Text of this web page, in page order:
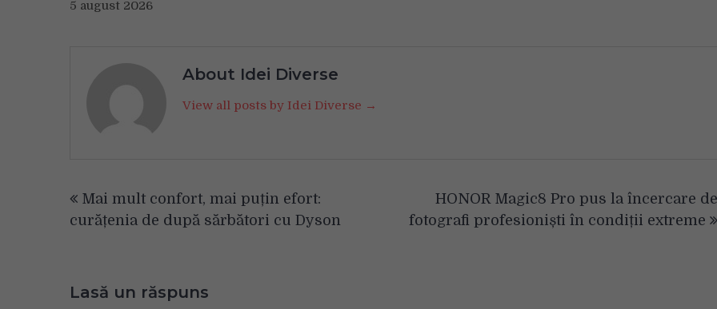
5 august 2026
About Idei Diverse
View all posts by Idei Diverse →
în
Mai mult confort, mai puțin efort:
curățenia de după sărbători cu Dyson
HONOR Magic8 Pro pus la încercare de
fotografi profesioniști în condiții extreme
Lasă un răspuns